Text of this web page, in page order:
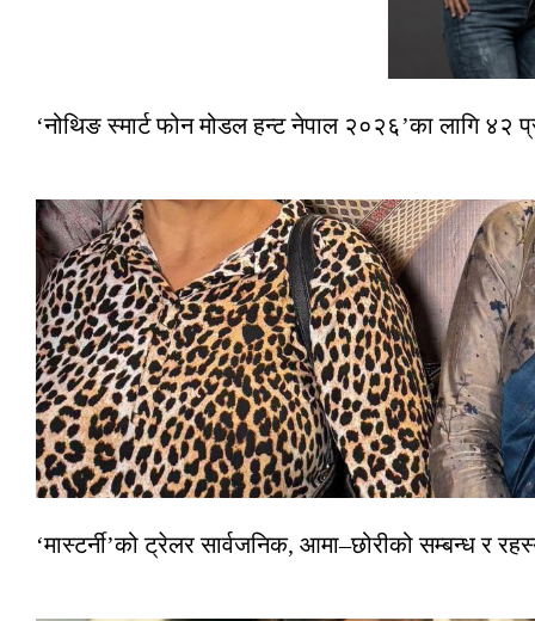
‘नोथिङ स्मार्ट फोन मोडल हन्ट नेपाल २०२६’का लागि ४२
‘मास्टर्नी’को ट्रेलर सार्वजनिक, आमा–छोरीको सम्बन्ध र